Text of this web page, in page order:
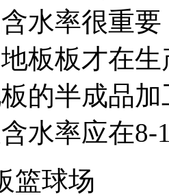
水率很重
板板才在
的半成品
水率应在8-
球场